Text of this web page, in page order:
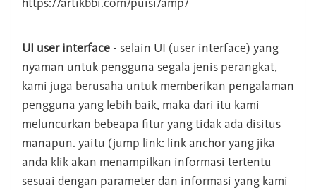
UI user interface - selain UI (user interface) yang
nyaman untuk pengguna segala jenis perangkat,
kami juga berusaha untuk memberikan pengalaman
pengguna yang lebih baik, maka dari itu kami
meluncurkan bebeapa fitur yang tidak ada disitus
manapun. yaitu (jump link: link anchor yang jika
anda klik akan menampilkan informasi tertentu
sesuai dengan parameter dan informasi yang kami